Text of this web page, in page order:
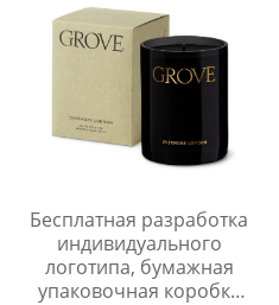
Бесплатная разработка
индивидуального
логотипа, бумажная
упаковочная коробка